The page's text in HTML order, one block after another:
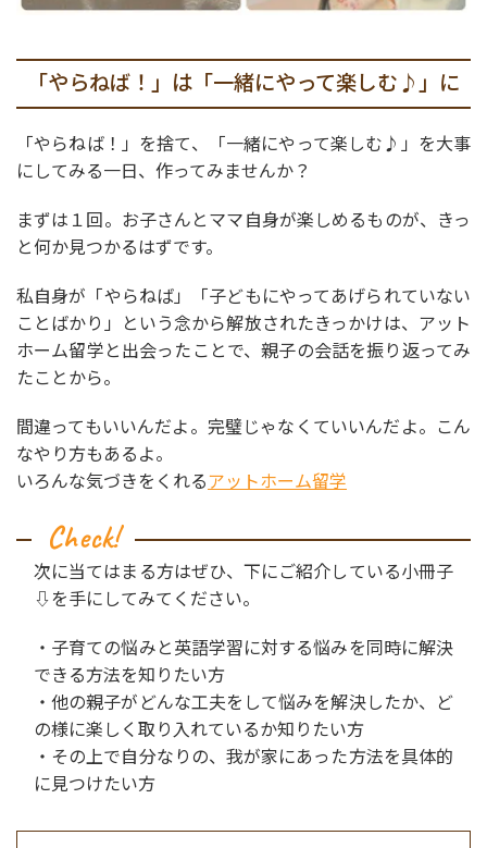
「やらねば！」は「一緒にやって楽しむ♪」に
「やらねば！」を捨て、「一緒にやって楽しむ♪」を大事
にしてみる一日、作ってみませんか？
まずは１回。お子さんとママ自身が楽しめるものが、きっ
と何か見つかるはずです。
私自身が「やらねば」「子どもにやってあげられていない
ことばかり」という念から解放されたきっかけは、アット
ホーム留学と出会ったことで、親子の会話を振り返ってみ
たことから。
間違ってもいいんだよ。完璧じゃなくていいんだよ。こん
なやり方もあるよ。
いろんな気づきをくれるアットホーム留学
次に当てはまる方はぜひ、下にご紹介している小冊子
⇩を手にしてみてください。
・子育ての悩みと英語学習に対する悩みを同時に解決
できる方法を知りたい方
・他の親子がどんな工夫をして悩みを解決したか、ど
の様に楽しく取り入れているか知りたい方
・その上で自分なりの、我が家にあった方法を具体的
に見つけたい方